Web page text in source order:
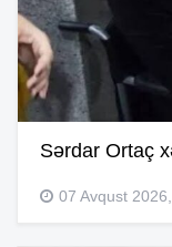
Sərdar Ortaç
07 Avqust